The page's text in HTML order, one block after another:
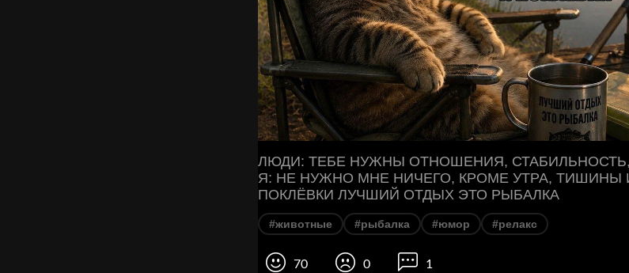
ЛЮДИ: ТЕБЕ НУЖНЫ ОТНОШЕНИЯ,
Я: НЕ НУЖНО МНЕ НИЧЕГО, КРОМЕ УТРА, ТИШИНЫ
ПОКЛЁВКИ ЛУЧШИЙ ОТДЫХ ЭТО РЫБАЛКА
#животные #рыбалка #юмор #релакс
70 0 1